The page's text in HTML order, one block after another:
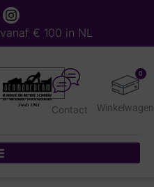
€ 100 in NL
0
Contact